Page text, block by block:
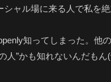
シャル場に来る人で私を
知ってしまった。他
人”かも知れないんだも